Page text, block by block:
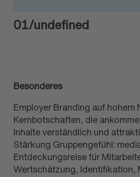
01/undefined
Besonderes
Employer Branding auf hohem
Kernbotschaften, die
Inhalte verständlich und
Stärkung Gruppengefühl:
Entdeckungsreise für
Wertschätzung, Identifikation,